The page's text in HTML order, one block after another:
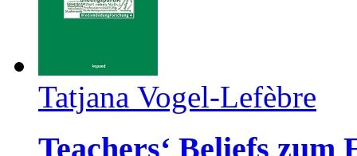
Tatjana Vogel-Lefèbre
Teachers‘ Beliefs